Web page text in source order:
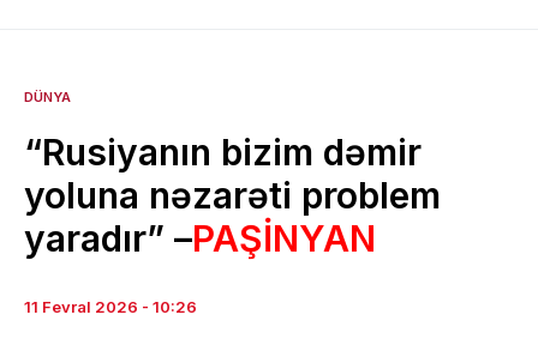
DÜNYA
“Rusiyanın bizim dəmir
yoluna nəzarəti problem
yaradır” –PAŞİNYAN
11 Fevral 2026 - 10:26